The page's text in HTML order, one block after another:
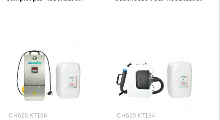
CH620.KT186 CH620.KT184